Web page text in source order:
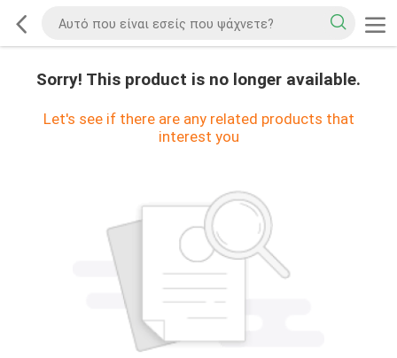
Sorry! This product is no longer available.
Let's see if there are any related products that
interest you